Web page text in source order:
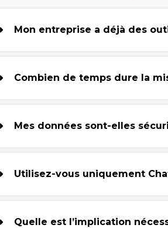
Mon entreprise a déjà des
Combien de temps dure la
Mes données sont-elles
Utilisez-vous uniquement
Quelle est l’implication